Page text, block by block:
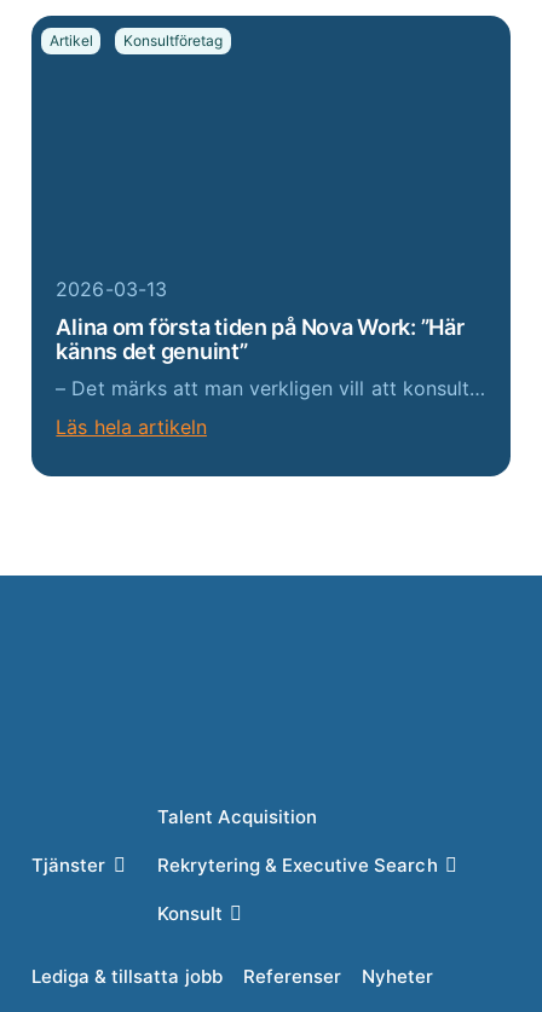
Artikel Konsultföretag
2026-03-13
Alina om första tiden på Nova Work: ”Här
känns det genuint”
– Det märks att man verkligen vill att konsulterna ska trivas här. Det finns en tydlig vilja att alla ska känna sig delaktiga i att bygga bolaget tillsammans, säger Alina. Hon beskriver Nova Work som ett företag där relationerna står i centrum. Att vara...
Läs hela artikeln
Tjänster
Talent Acquisition
Rekrytering & Executive Search
Konsult
Lediga & tillsatta jobb Referenser Nyheter